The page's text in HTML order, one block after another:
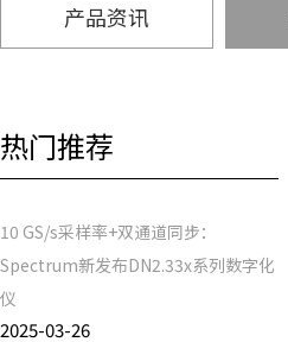
产品资讯
热门推荐
10 GS/s采样率+双通道同步：
Spectrum新发布DN2.33x系列数字化
仪
2025-03-26